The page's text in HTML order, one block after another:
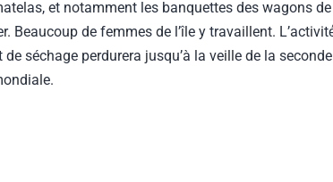
et notamment les banquettes des wagons
Beaucoup de femmes de l’île y travaillent.
de séchage perdurera jusqu’à la veille de la